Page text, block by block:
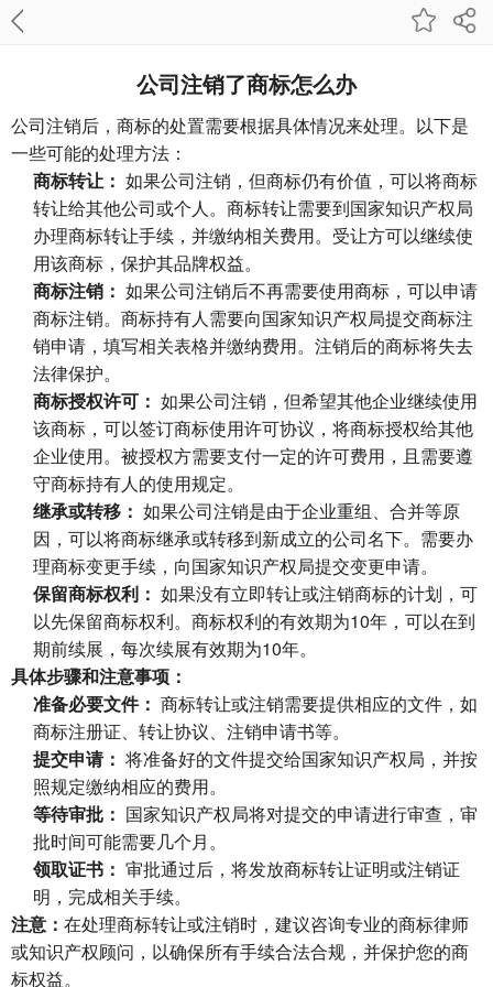
公司注销了商标怎么办
公司注销后，商标的处置需要根据具体情况来处理。以下是
一些可能的处理方法：
商标转让： 如果公司注销，但商标仍有价值，可以将商标
转让给其他公司或个人。商标转让需要到国家知识产权局
办理商标转让手续，并缴纳相关费用。受让方可以继续使
用该商标，保护其品牌权益。
商标注销： 如果公司注销后不再需要使用商标，可以申请
商标注销。商标持有人需要向国家知识产权局提交商标注
销申请，填写相关表格并缴纳费用。注销后的商标将失去
法律保护。
商标授权许可： 如果公司注销，但希望其他企业继续使用
该商标，可以签订商标使用许可协议，将商标授权给其他
企业使用。被授权方需要支付一定的许可费用，且需要遵
守商标持有人的使用规定。
继承或转移： 如果公司注销是由于企业重组、合并等原
因，可以将商标继承或转移到新成立的公司名下。需要办
理商标变更手续，向国家知识产权局提交变更申请。
保留商标权利： 如果没有立即转让或注销商标的计划，可
以先保留商标权利。商标权利的有效期为10年，可以在到
期前续展，每次续展有效期为10年。
具体步骤和注意事项：
准备必要文件： 商标转让或注销需要提供相应的文件，如
商标注册证、转让协议、注销申请书等。
提交申请： 将准备好的文件提交给国家知识产权局，并按
照规定缴纳相应的费用。
等待审批： 国家知识产权局将对提交的申请进行审查，审
批时间可能需要几个月。
领取证书： 审批通过后，将发放商标转让证明或注销证
明，完成相关手续。
注意： 在处理商标转让或注销时，建议咨询专业的商标律师
或知识产权顾问，以确保所有手续合法合规，并保护您的商
标权益。